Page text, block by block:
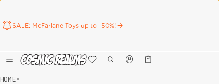
SALE: McFarlane Toys up to -50%!
Καλάθι
0 προϊόντα
HOME•